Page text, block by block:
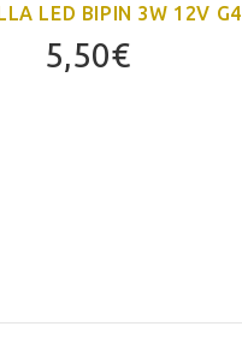
LED BIPIN 3W 12V G4
5,50€